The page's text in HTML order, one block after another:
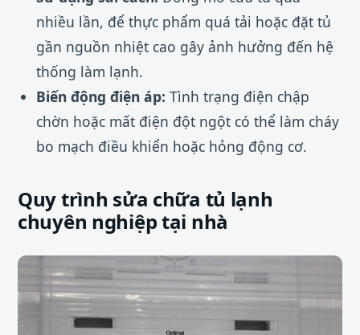
nhiều lần, để thực phẩm quá tải hoặc đặt tủ
gần nguồn nhiệt cao gây ảnh hưởng đến hệ
thống làm lạnh.
Biến động điện áp: Tình trạng điện chập
chờn hoặc mất điện đột ngột có thể làm cháy
bo mạch điều khiển hoặc hỏng động cơ.
Quy trình sửa chữa tủ lạnh
chuyên nghiệp tại nhà